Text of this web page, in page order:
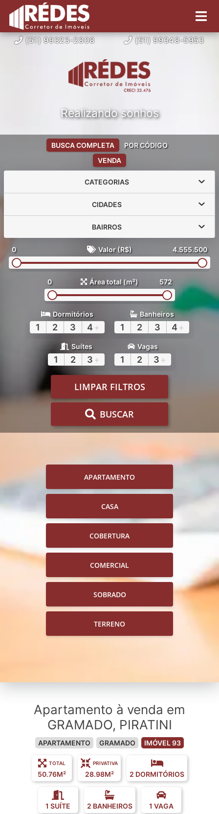
(51) 99323-2808 (51) 99348-5953
Realizando sonhos
VENDA
BUSCA COMPLETA POR CÓDIGO
CATEGORIAS
CIDADES
BAIRROS
0 Valor (R$) 4.555.500
0 Área total (m²) 572
Dormitórios
1 2 3 4 +
Banheiros
1 2 3 4 +
Suítes
1 2 3 +
Vagas
1 2 3 +
LIMPAR FILTROS
BUSCAR
APARTAMENTO
CASA
COBERTURA
COMERCIAL
SOBRADO
TERRENO
Apartamento à venda em
GRAMADO, PIRATINI
APARTAMENTO GRAMADO IMÓVEL 93
TOTAL
50.76M²
PRIVATIVA
28.98M² 2 DORMITÓRIOS
1 SUÍTE 2 BANHEIROS 1 VAGA